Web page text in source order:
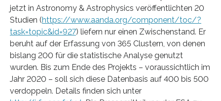
jetzt in Astronomy & Astrophysics veröffentlichten 20
Studien (https://www.aanda.org/component/toc/?
task=topic&id=927) liefern nur einen Zwischenstand. Er
beruht auf der Erfassung von 365 Clustern, von denen
bislang 200 für die statistische Analyse genutzt
wurden. Bis zum Ende des Projekts – voraussichtlich im
Jahr 2020 – soll sich diese Datenbasis auf 400 bis 500
verdoppeln. Details finden sich unter